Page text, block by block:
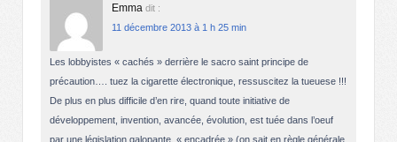
Emma dit :
11 décembre 2013 à 1 h 25 min
Les lobbyistes « cachés » derrière le sacro saint principe de
précaution…. tuez la cigarette électronique, ressuscitez la tueuese !!!
De plus en plus difficile d’en rire, quand toute initiative de
développement, invention, avancée, évolution, est tuée dans l’oeuf
par une législation galopante, « encadrée » (on sait en règle générale